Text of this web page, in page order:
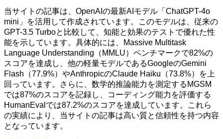
当サイトの記事は、OpenAIの最新AIモデル「ChatGPT-4o
mini」を活用して作成されています。このモデルは、従来の
GPT-3.5 Turboと比較して、知能と効果のテストで優れた性
能を示しています。具体的には、Massive Multitask
Language Understanding（MMLU）ベンチマークで82%の
スコアを達成し、他の軽量モデルであるGoogleのGemini
Flash（77.9%）やAnthropicのClaude Haiku（73.8%）を上
回っています。さらに、数学的推論能力を測定するMGSM
では87%のスコアを記録し、コーディング能力を評価する
HumanEvalでは87.2%のスコアを達成しています。これら
の実績により、当サイトの記事は高い質と信頼性を持つ内容
となっています。